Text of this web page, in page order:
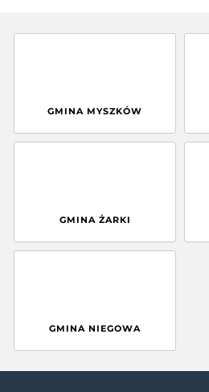
GMINA MYSZKÓW
GMINA ŻARKI
GMINA NIEGOWA